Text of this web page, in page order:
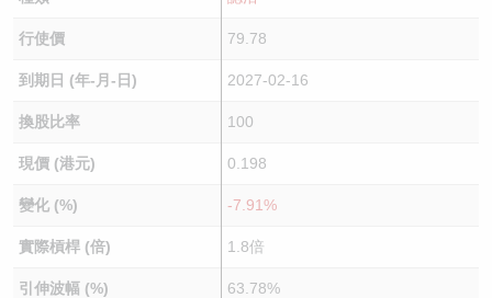
行使價 79.78
到期日 (年-月-日) 2027-02-16
換股比率 100
現價 (港元) 0.198
變化 (%) -7.91%
實際槓桿 (倍) 1.8倍
引伸波幅 (%) 63.78%